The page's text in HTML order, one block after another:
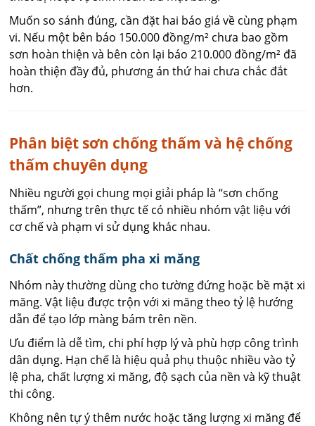
Muốn so sánh đúng, cần đặt hai báo giá về cùng phạm
vi. Nếu một bên báo 150.000 đồng/m² chưa bao gồm
sơn hoàn thiện và bên còn lại báo 210.000 đồng/m² đã
hoàn thiện đầy đủ, phương án thứ hai chưa chắc đắt
hơn.
Phân biệt sơn chống thấm và hệ chống
thấm chuyên dụng
Nhiều người gọi chung mọi giải pháp là “sơn chống
thấm”, nhưng trên thực tế có nhiều nhóm vật liệu với
cơ chế và phạm vi sử dụng khác nhau.
Chất chống thấm pha xi măng
Nhóm này thường dùng cho tường đứng hoặc bề mặt xi
măng. Vật liệu được trộn với xi măng theo tỷ lệ hướng
dẫn để tạo lớp màng bám trên nền.
Ưu điểm là dễ tìm, chi phí hợp lý và phù hợp công trình
dân dụng. Hạn chế là hiệu quả phụ thuộc nhiều vào tỷ
lệ pha, chất lượng xi măng, độ sạch của nền và kỹ thuật
thi công.
Không nên tự ý thêm nước hoặc tăng lượng xi măng để